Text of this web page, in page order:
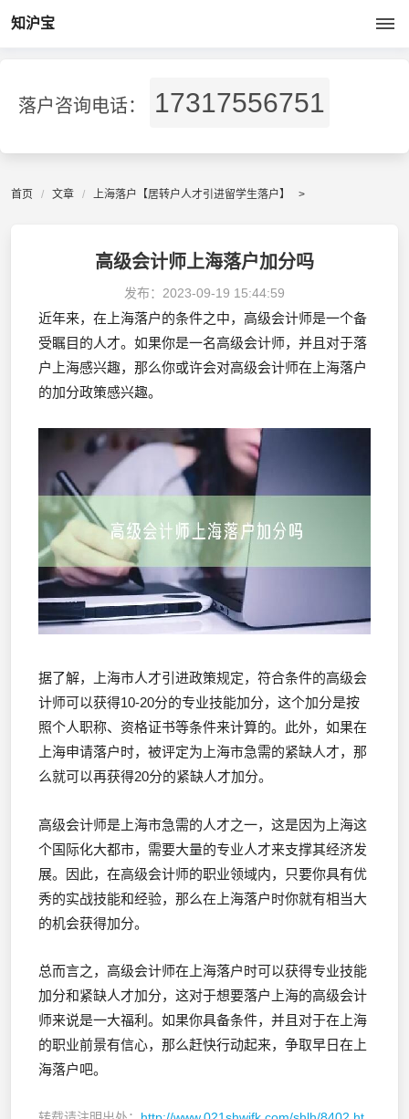
知沪宝
落户咨询电话： 17317556751
首页 文章 上海落户【居转户人才引进留学生落户】 >
高级会计师上海落户加分吗
发布： 2023-09-19 15:44:59
近年来，在上海落户的条件之中，高级会计师是一个备
受瞩目的人才。如果你是一名高级会计师，并且对于落
户上海感兴趣，那么你或许会对高级会计师在上海落户
的加分政策感兴趣。
据了解，上海市人才引进政策规定，符合条件的高级会
计师可以获得10-20分的专业技能加分，这个加分是按
照个人职称、资格证书等条件来计算的。此外，如果在
上海申请落户时，被评定为上海市急需的紧缺人才，那
么就可以再获得20分的紧缺人才加分。
高级会计师是上海市急需的人才之一，这是因为上海这
个国际化大都市，需要大量的专业人才来支撑其经济发
展。因此，在高级会计师的职业领域内，只要你具有优
秀的实战技能和经验，那么在上海落户时你就有相当大
的机会获得加分。
总而言之，高级会计师在上海落户时可以获得专业技能
加分和紧缺人才加分，这对于想要落户上海的高级会计
师来说是一大福利。如果你具备条件，并且对于在上海
的职业前景有信心，那么赶快行动起来，争取早日在上
海落户吧。